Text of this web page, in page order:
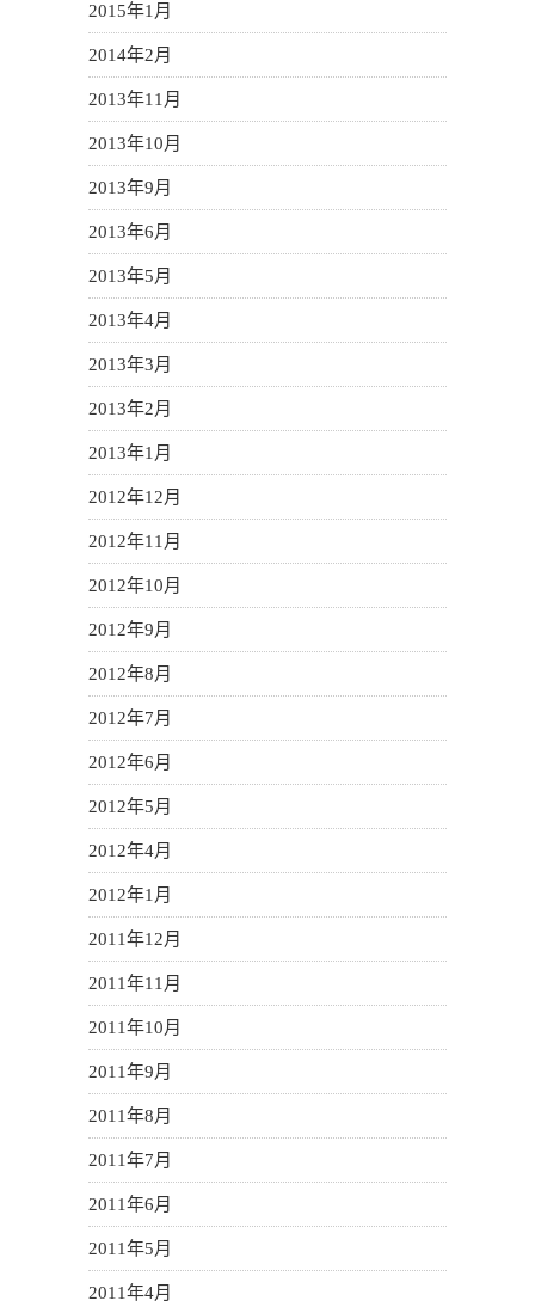
2015年1月
2014年2月
2013年11月
2013年10月
2013年9月
2013年6月
2013年5月
2013年4月
2013年3月
2013年2月
2013年1月
2012年12月
2012年11月
2012年10月
2012年9月
2012年8月
2012年7月
2012年6月
2012年5月
2012年4月
2012年1月
2011年12月
2011年11月
2011年10月
2011年9月
2011年8月
2011年7月
2011年6月
2011年5月
2011年4月